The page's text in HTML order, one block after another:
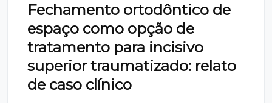
Fechamento ortodôntico de
espaço como opção de
tratamento para incisivo
superior traumatizado: relato
de caso clínico